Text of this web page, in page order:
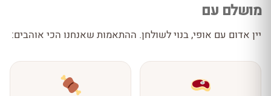
מושלם עם
יין אדום עם אופי, בנוי לשולחן. ההתאמות שאנחנו הכי אוהבים: